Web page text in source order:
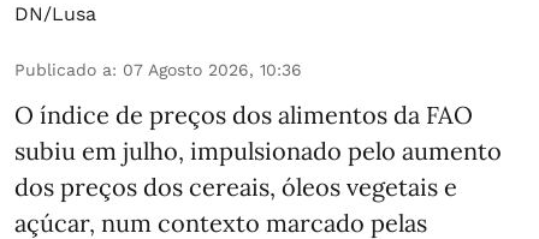
DN/Lusa
Publicado a: 07 Agosto 2026, 10:36
O índice de preços dos alimentos da FAO
subiu em julho, impulsionado pelo aumento
dos preços dos cereais, óleos vegetais e
açúcar, num contexto marcado pelas